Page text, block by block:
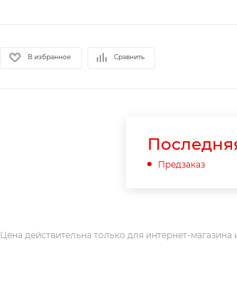
В избранное Сравнить
Предзаказ
Цена действительна только для интернет-